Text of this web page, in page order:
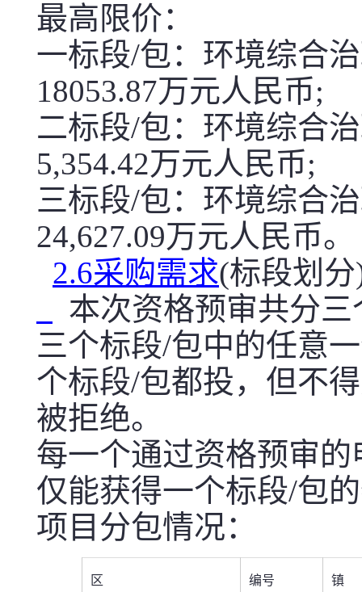
最高限价：
一标段/包：环境综合
18053.87万元人民币;
二标段/包：环境综合
5,354.42万元人民币;
三标段/包：环境综合
24,627.09万元人民币。
2.6采购需求(标段划
本次资格预审共分
三个标段/包中的任意
个标段/包都投，但不
被拒绝。
每一个通过资格预审
仅能获得一个标段/包
项目分包情况：
区 编号 镇